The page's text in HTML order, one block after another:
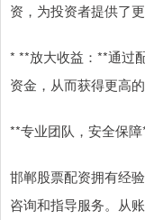
资，为投资者提供了
* **放大收益：**通过
资金，从而获得更高的
**专业团队，安全保障
邯郸股票配资拥有经
咨询和指导服务。从